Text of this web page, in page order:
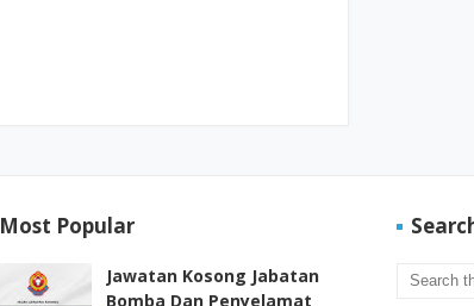
Most Popular
Jawatan Kosong Jabatan
Bomba Dan Penyelamat